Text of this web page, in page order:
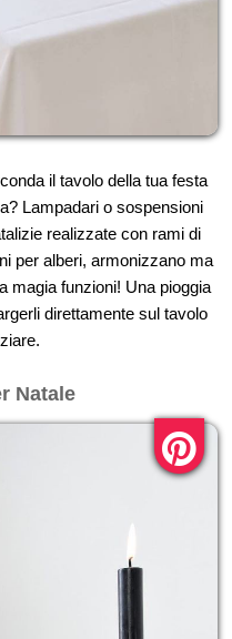
il tavolo della tua festa
Lampadari o sospensioni
realizzate con rami di
per alberi, armonizzano ma
magia funzioni! Una pioggia
direttamente sul tavolo
Natale